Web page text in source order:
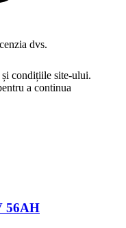
dvs.
condițiile site-ului.
a continua
56AH